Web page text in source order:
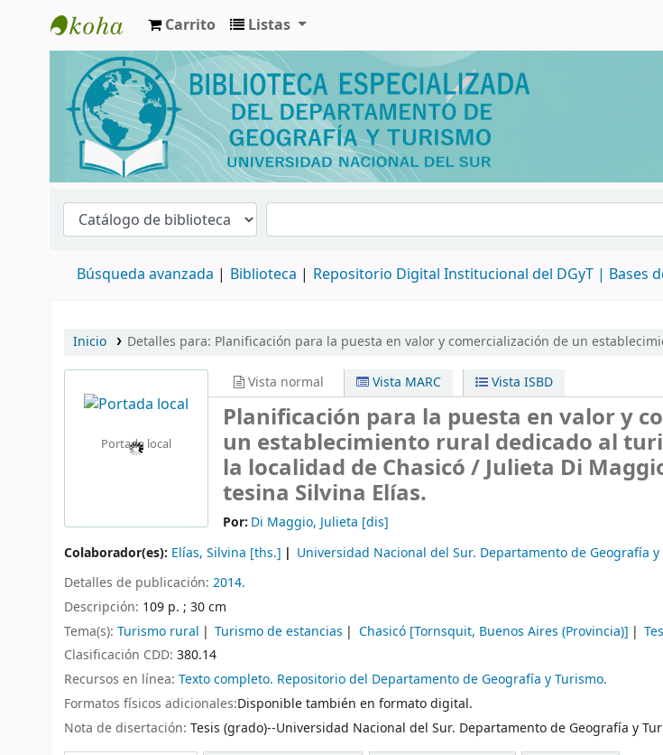
Biblioteca de Geografía y Turismo
Carrito Listas
Búsqueda avanzada Biblioteca Repositorio Digital Institucional del DGyT | Bases
Inicio Detalles para: Planificación para la puesta en valor y comercialización de un
Portada local
Vista normal Vista MARC Vista ISBD
Planificación para la puesta en valor y
un establecimiento rural dedicado al
la localidad de Chasicó /Julieta Di
tesina Silvina Elías.
Por: Di Maggio, Julieta [dis]
Colaborador(es): Elías, Silvina [ths.] Universidad Nacional del Sur. Departamento de Geografía
Detalles de publicación: 2014.
Descripción: 109 p. ; 30 cm
Tema(s): Turismo rural Turismo de estancias Chasicó [Tornsquit, Buenos Aires (Provincia)]
Clasificación CDD: 380.14
Recursos en línea: Texto completo. Repositorio del Departamento de Geografía y Turismo.
Formatos físicos adicionales:Disponible también en formato digital.
Nota de disertación: Tesis (grado)--Universidad Nacional del Sur. Departamento de Geografía y